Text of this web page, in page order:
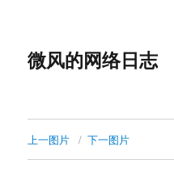
微风的网络日志
上一图片 下一图片